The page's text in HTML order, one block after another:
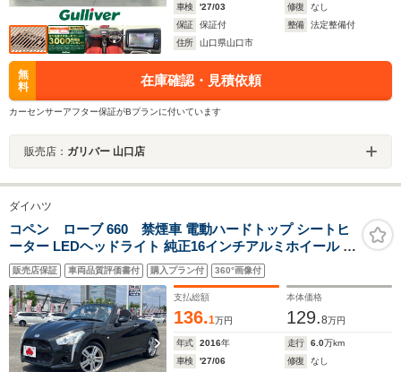
車検
'27/03 修復
なし
保証
保証付 整備
法定整備付
住所
山口県山口市
無
料
在庫確認・見積依頼
カーセンサーアフター保証がBプランに付いています
販売店： ガリバー 山口店
ダイハツ
コペン ローブ 660 禁煙車 電動ハードトップ シートヒ
ーター LEDヘッドライト 純正16インチアルミホイール エ
コアイドル
販売店保証 車両品質評価書付 購入プラン付 360°画像付
支払総額
136.1万円
本体価格
129.8万円
年式 2016年 走行 6.0万km
車検
'27/06 修復
なし